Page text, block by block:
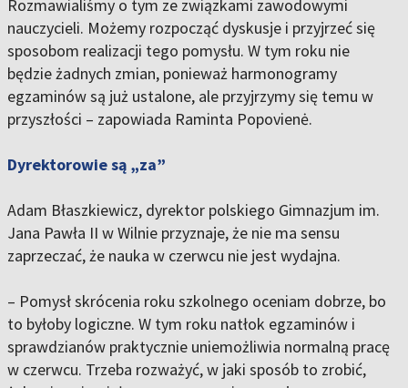
Rozmawialiśmy o tym ze związkami zawodowymi
nauczycieli. Możemy rozpocząć dyskusje i przyjrzeć się
sposobom realizacji tego pomysłu. W tym roku nie
będzie żadnych zmian, ponieważ harmonogramy
egzaminów są już ustalone, ale przyjrzymy się temu w
przyszłości – zapowiada Raminta Popovienė.
Dyrektorowie są „za”
Adam Błaszkiewicz, dyrektor polskiego Gimnazjum im.
Jana Pawła II w Wilnie przyznaje, że nie ma sensu
zaprzeczać, że nauka w czerwcu nie jest wydajna.
– Pomysł skrócenia roku szkolnego oceniam dobrze, bo
to byłoby logiczne. W tym roku natłok egzaminów i
sprawdzianów praktycznie uniemożliwia normalną pracę
w czerwcu. Trzeba rozważyć, w jaki sposób to zrobić,